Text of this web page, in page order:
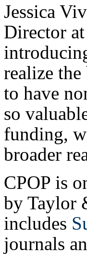
Jessica
Director
realize
to have
so
funding,
broader
CPOP is
by Taylor
includes
journals